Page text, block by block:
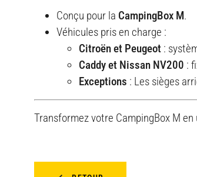
Conçu pour la CampingBox M.
Véhicules pris en charge :
Citroën et Peugeot :
Caddy et Nissan NV200 :
Exceptions : Les sièges
Transformez votre CampingBox M